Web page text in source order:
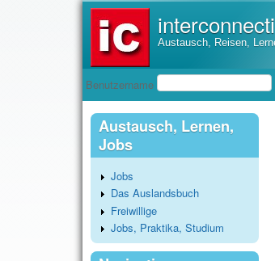
Austausch, Reisen,
Benutzeranmeldung
Benutzername
Austausch, Lernen,
Jobs
Jobs
Das Auslandsbuch
Freiwillige
Jobs, Praktika, Studium